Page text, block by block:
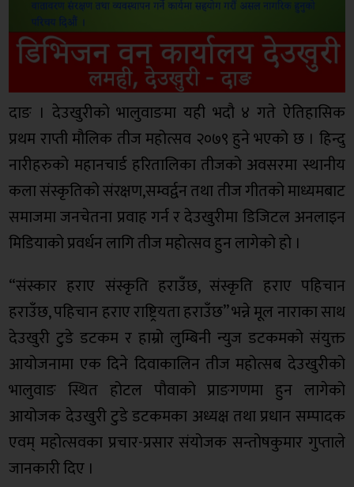
दाङ । देउखुरीको भालुवाङमा यही भदौ ४ गते ऐतिहासिक
प्रथम राप्ती मौलिक तीज महोत्सव २०७९ हुने भएको छ । हिन्दु
नारीहरुको महानचार्ड हरितालिका तीजको अवसरमा स्थानीय
कला संस्कृतिको संरक्षण,सम्वर्द्वन तथा तीज गीतको माध्यमबाट
समाजमा जनचेतना प्रवाह गर्न र देउखुरीमा डिजिटल अनलाइन
मिडियाको प्रवर्धन लागि तीज महोत्सव हुन लागेको हो ।
“संस्कार हराए संस्कृति हराउँछ, संस्कृति हराए पहिचान
हराउँछ, पहिचान हराए राष्ट्रियता हराउँछ” भन्ने मूल नाराका साथ
देउखुरी टुडे डटकम र हाम्रो लुम्बिनी न्युज डटकमको संयुक्त
आयोजनामा एक दिने दिवाकालिन तीज महोत्सब देउखुरीको
भालुवाङ स्थित होटल पौवाको प्राङगणमा हुन लागेको
आयोजक देउखुरी टुडे डटकमका अध्यक्ष तथा प्रधान सम्पादक
एवम् महोत्सवका प्रचार-प्रसार संयोजक सन्तोषकुमार गुप्ताले
जानकारी दिए ।